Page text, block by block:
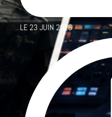
LE23 JUIN 2026